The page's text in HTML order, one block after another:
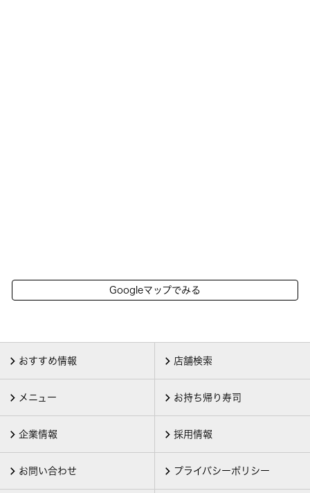
Googleマップでみる
おすすめ情報 店舗検索
メニュー お持ち帰り寿司
企業情報 採用情報
お問い合わせ プライバシーポリシー